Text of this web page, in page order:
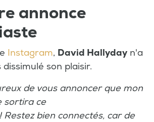
annonce
Instagram, David Hallyday n'a
son plaisir.
de vous annoncer que mon
sortira ce
Restez bien connectés, car de